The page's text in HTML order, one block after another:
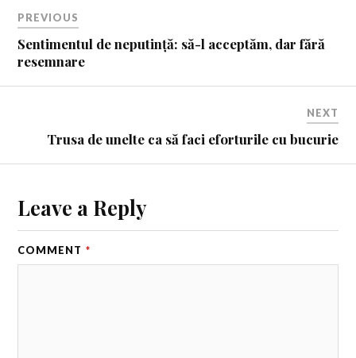
PREVIOUS
Sentimentul de neputință: să-l acceptăm, dar fără
resemnare
NEXT
Trusa de unelte ca să faci eforturile cu bucurie
Leave a Reply
COMMENT *